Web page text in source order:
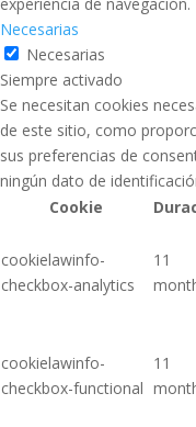
Necesarias
Necesarias
Siempre activado
Se necesitan cookies
de este sitio, como
sus preferencias de
ningún dato de
Cookie
cookielawinfo-
checkbox-analytics
11
cookielawinfo-
checkbox-functional
11